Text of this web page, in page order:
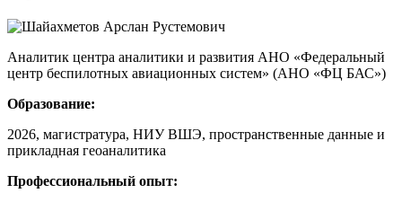
Аналитик центра аналитики и развития АНО «Федеральный
центр беспилотных авиационных систем» (АНО «ФЦ БАС»)
Образование:
2026, магистратура, НИУ ВШЭ, пространственные данные и
прикладная геоаналитика
Профессиональный опыт: